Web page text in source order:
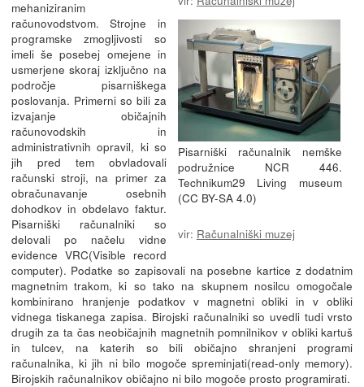
Pisarniški računalnik nemške
podružnice NCR 446.
Technikum29 Living museum
(CC BY-SA 4.0)
vir: Računalniški muzej
mehaniziranim
računovodstvom. Strojne in
programske zmogljivosti so
imeli še posebej omejene in
usmerjene skoraj izključno na
področje pisarniškega
poslovanja. Primerni so bili za
izvajanje običajnih
računovodskih in
administrativnih opravil, ki so
jih pred tem obvladovali
računski stroji, na primer za
obračunavanje osebnih
dohodkov in obdelavo faktur.
Pisarniški računalniki so
delovali po načelu vidne
evidence VRC(Visible record
computer). Podatke so zapisovali na posebne kartice z dodatnim
magnetnim trakom, ki so tako na skupnem nosilcu omogočale
kombinirano hranjenje podatkov v magnetni obliki in v obliki
vidnega tiskanega zapisa. Birojski računalniki so uvedli tudi vrsto
drugih za ta čas neobičajnih magnetnih pomnilnikov v obliki kartuš
in tulcev, na katerih so bili običajno shranjeni programi
računalnika, ki jih ni bilo mogoče spreminjati(read-only memory).
Birojskih računalnikov običajno ni bilo mogoče prosto programirati.